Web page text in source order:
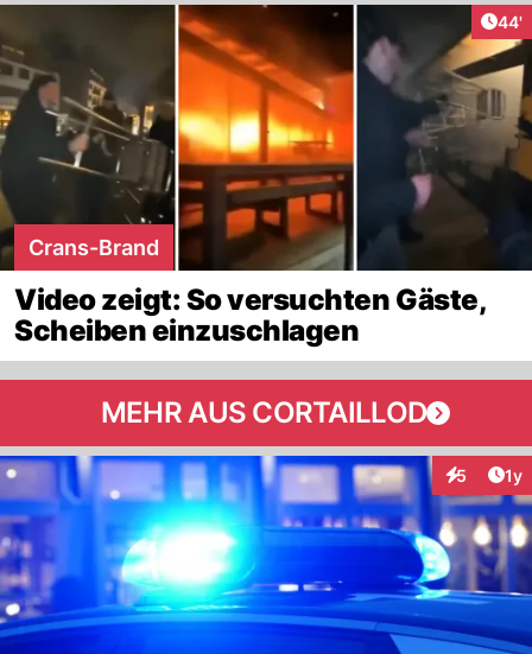
44'
Crans-Brand
Video zeigt: So versuchten Gäste,
Scheiben einzuschlagen
MEHR AUS CORTAILLOD
5 1y